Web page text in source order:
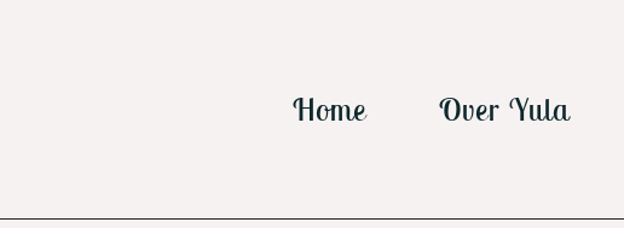
Home Over Yula